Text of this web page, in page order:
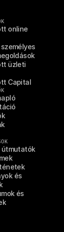
online
üzleti
Capital
útmutatók
és
és